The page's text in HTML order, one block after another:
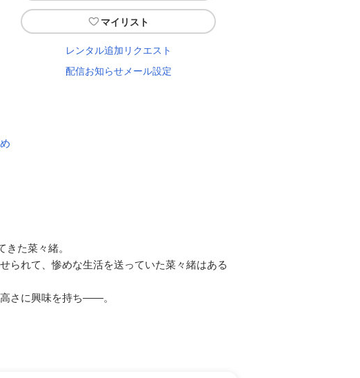
マイリスト
レンタル追加リクエスト
配信お知らせメール設定
た菜々緒。
られて、惨めな生活を送っていた菜々緒はある
さに興味を持ち――。